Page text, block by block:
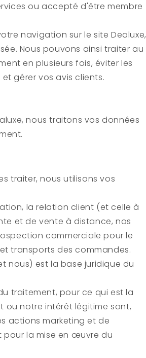
ou accepté d'être membre
navigation sur le site Dealuxe,
Nous pouvons ainsi traiter au
en plusieurs fois, éviter les
gérer vos avis clients.
, nous traitons vos données
traiter, nous utilisons vos
la relation client (et celle à
et de vente à distance, nos
commerciale pour le
transports des commandes.
nous) est la base juridique du
traitement, pour ce qui est la
ou notre intérêt légitime sont,
actions marketing et de
la mise en œuvre du